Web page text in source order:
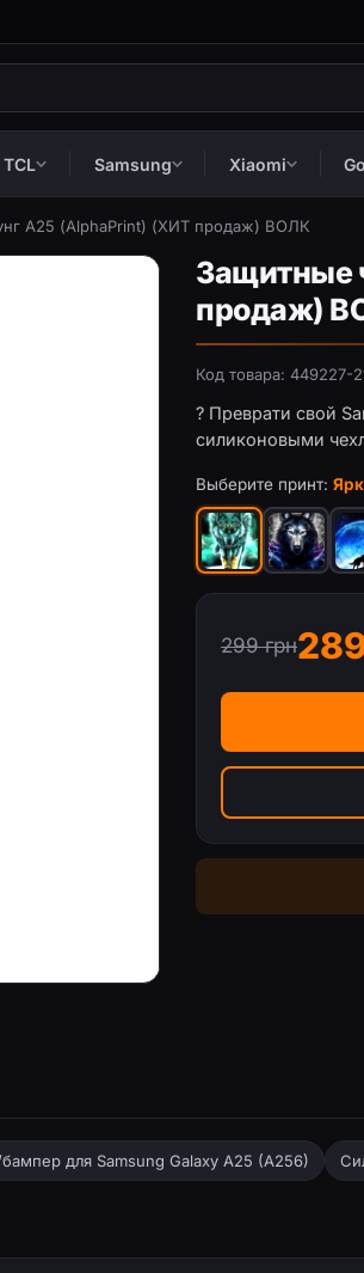
TCL Samsung Xiaomi
А25 (AlphaPrint) (ХИТ продаж) ВОЛК
Защитные
продаж)
Код товара: 449227-
? Преврати свой
силиконовыми
Выберите принт:
299 грн
для Samsung Galaxy A25 (A256)